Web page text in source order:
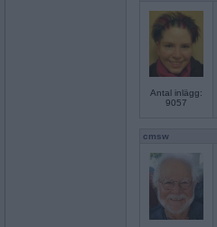
Antal inlägg:
9057
cmsw